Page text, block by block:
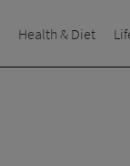
Health & Diet